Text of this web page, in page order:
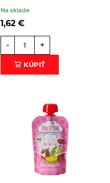
Na sklade
1,62 €
- +
KÚPIŤ